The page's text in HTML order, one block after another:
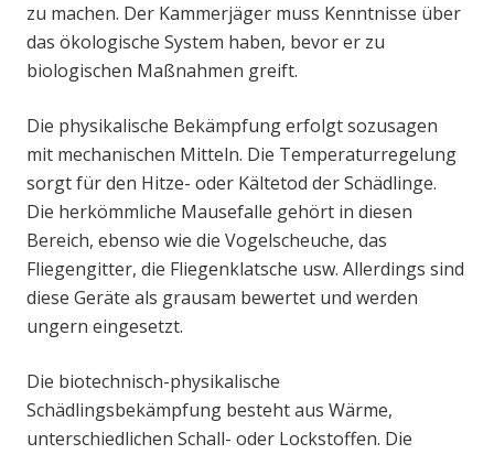
zu machen. Der Kammerjäger muss Kenntnisse über
das ökologische System haben, bevor er zu
biologischen Maßnahmen greift.
Die physikalische Bekämpfung erfolgt sozusagen
mit mechanischen Mitteln. Die Temperaturregelung
sorgt für den Hitze- oder Kältetod der Schädlinge.
Die herkömmliche Mausefalle gehört in diesen
Bereich, ebenso wie die Vogelscheuche, das
Fliegengitter, die Fliegenklatsche usw. Allerdings sind
diese Geräte als grausam bewertet und werden
ungern eingesetzt.
Die biotechnisch-physikalische
Schädlingsbekämpfung besteht aus Wärme,
unterschiedlichen Schall- oder Lockstoffen. Die